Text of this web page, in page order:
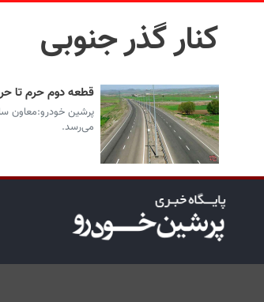
کنار گذر جنوبی
قطعه دوم حرم تا
پرشین خودرو:معاون
می‌رسد.